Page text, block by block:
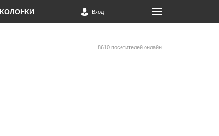
КОЛОНКИ Вход
8610 посетителей онлайн